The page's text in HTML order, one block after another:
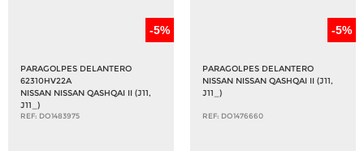
-5%
PARAGOLPES DELANTERO
62310HV22A
NISSAN NISSAN QASHQAI II (J11,
J11_)
REF: DO1483975
-5%
PARAGOLPES DELANTERO
NISSAN NISSAN QASHQAI II (J11,
J11_)
REF: DO1476660